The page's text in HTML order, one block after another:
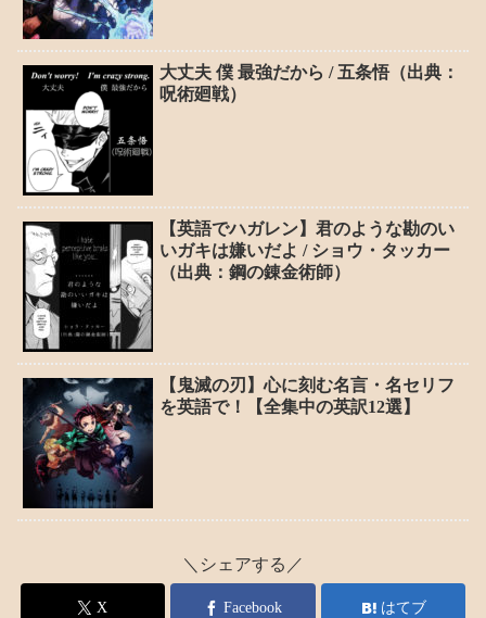
大丈夫 僕 最強だから / 五条悟（出典：
呪術廻戦）
【英語でハガレン】君のような勘のい
いガキは嫌いだよ / ショウ・タッカー
（出典：鋼の錬金術師）
【鬼滅の刃】心に刻む名言・名セリフ
を英語で！【全集中の英訳12選】
＼シェアする／
X Facebook はてブ